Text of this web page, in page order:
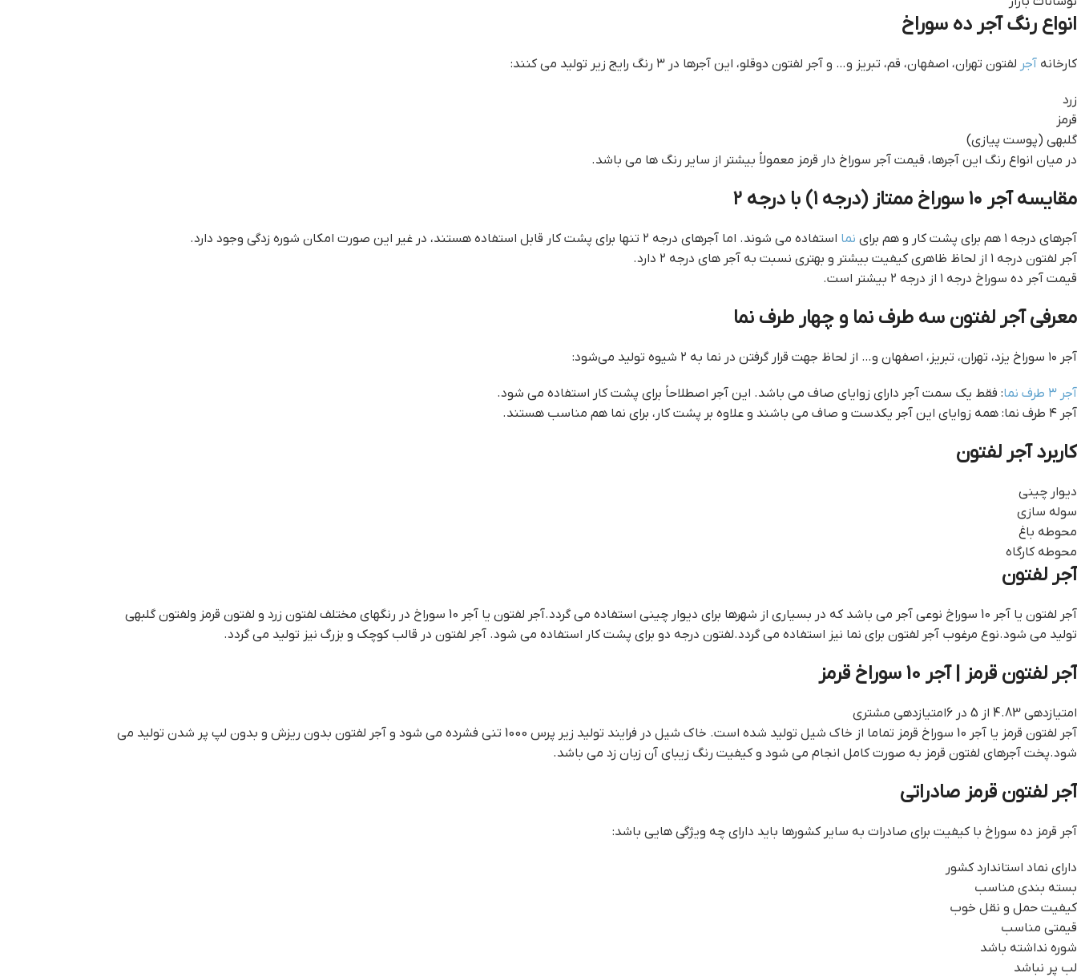
انواع رنگ آجر ده سوراخ
کارخانه آجر لفتون تهران، اصفهان، قم، تبریز و… و آجر لفتون دوقلو، این آجرها در ۳ رنگ رایج زیر تولید می کنند:
زرد
قرمز
گلبهی (پوست پیازی)
در میان انواع رنگ این آجرها، قیمت آجر سوراخ دار قرمز معمولاً بیشتر از سایر رنگ ها می باشد.
مقایسه آجر ۱۰ سوراخ ممتاز (درجه ۱) با درجه ۲
آجرهای درجه ۱ هم برای پشت کار و هم برای نما استفاده می شوند. اما آجرهای درجه ۲ تنها برای پشت کار قابل استفاده هستند، در غیر این صورت امکان شوره زدگی وجود دارد.
آجر لفتون درجه ۱ از لحاظ ظاهری کیفیت بیشتر و بهتری نسبت به آجر های درجه ۲ دارد.
قیمت آجر ده سوراخ درجه ۱ از درجه ۲ بیشتر است.
معرفی آجر لفتون سه طرف نما و چهار طرف نما
آجر ۱۰ سوراخ یزد، تهران، تبریز، اصفهان و… از لحاظ جهت قرار گرفتن در نما به ۲ شیوه تولید می‌شود:
آجر ۳ طرف نما
: فقط یک سمت آجر دارای زوایای صاف می باشد. این آجر اصطلاحاً برای پشت کار استفاده می شود.
آجر ۴ طرف نما: همه زوایای این آجر یکدست و صاف می باشند و علاوه بر پشت کار، برای نما هم مناسب هستند.
کاربرد آجر لفتون
دیوار چینی
سوله سازی
محوطه باغ
محوطه کارگاه
آجر لفتون
آجر لفتون یا آجر 10 سوراخ نوعی آجر می باشد که در بسیاری از شهرها برای دیوار چینی استفاده می گردد.آجر لفتون یا آجر 10 سوراخ در رنگهای مختلف لفتون زرد و لفتون قرمز ولفتون گلبهی
تولید می شود.نوع مرغوب آجر لفتون برای نما نیز استفاده می گردد.لفتون درجه دو برای پشت کار استفاده می شود. آجر لفتون در قالب کوچک و بزرگ نیز تولید می گردد.
آجر لفتون قرمز | آجر 10 سوراخ قرمز
امتیازدهی 4.83 از 5 در 6امتیازدهی مشتری
آجر لفتون قرمز یا آجر 10 سوراخ قرمز تماما از خاک شیل تولید شده است. خاک شیل در فرایند تولید زیر پرس 1000 تنی فشرده می شود و آجر لفتون بدون ریزش و بدون لپ پر شدن تولید می
شود.پخت آجرهای لفتون قرمز به صورت کامل انجام می شود و کیفیت رنگ زیبای آن زبان زد می باشد.
آجر لفتون قرمز صادراتی
آجر قرمز ده سوراخ با کیفیت برای صادرات به سایر کشورها باید دارای چه ویژگی هایی باشد:
دارای نماد استاندارد کشور
بسته بندی مناسب
کیفیت حمل و نقل خوب
قیمتی مناسب
شوره نداشته باشد
لب پر نباشد